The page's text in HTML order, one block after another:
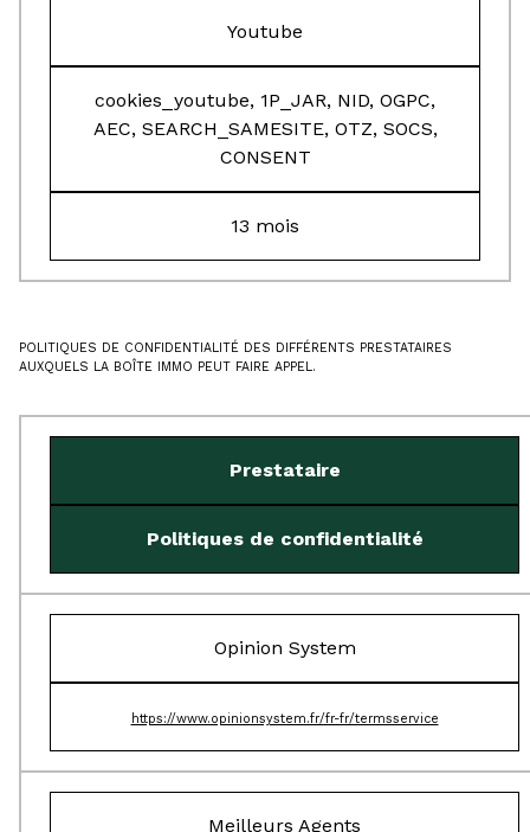
Youtube
cookies_youtube, 1P_JAR, NID, OGPC,
AEC, SEARCH_SAMESITE, OTZ, SOCS,
CONSENT
13 mois
POLITIQUES DE CONFIDENTIALITÉ DES DIFFÉRENTS PRESTATAIRES
AUXQUELS LA BOÎTE IMMO PEUT FAIRE APPEL.
Prestataire
Politiques de confidentialité
Opinion System
https://www.opinionsystem.fr/fr-fr/termsservice
Meilleurs Agents